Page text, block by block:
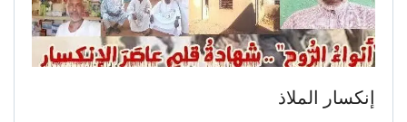
إنكسار الملاذ